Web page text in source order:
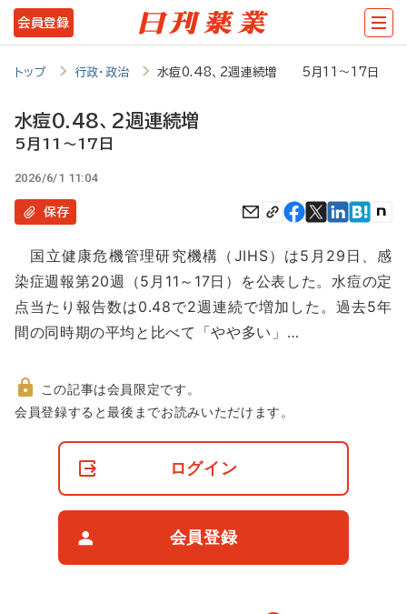
メ
イ
ン
ツ
移
動
会員登録
トップ 行政・政治 水痘0.48、2週連続増 5月11～17日
水痘0.48、2週連続増
5月11～17日
2026/6/1 11:04
保存
国立健康危機管理研究機構（JIHS）は5月29日、感
染症週報第20週（5月11～17日）を公表した。水痘の定
点当たり報告数は0.48で2週連続で増加した。過去5年
間の同時期の平均と比べて「やや多い」…
非
この記事は会員限定です。
会員登録すると最後までお読みいただけます。
ログイン
会員登録